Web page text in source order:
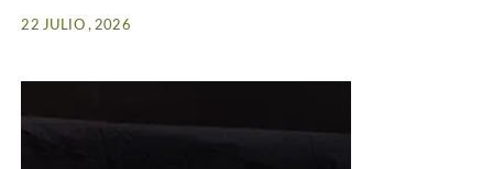
22 JULIO , 2026